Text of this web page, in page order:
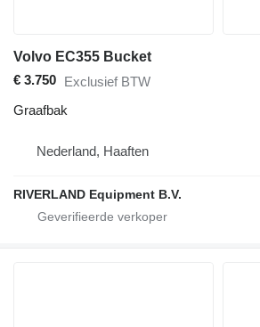
Volvo EC355 Bucket
€ 3.750 Exclusief BTW
Graafbak
Nederland, Haaften
RIVERLAND Equipment B.V.